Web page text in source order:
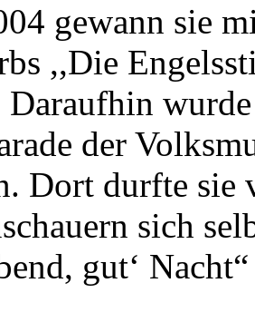
gewann sie
,,Die
der
Dort durfte
sich
gut‘